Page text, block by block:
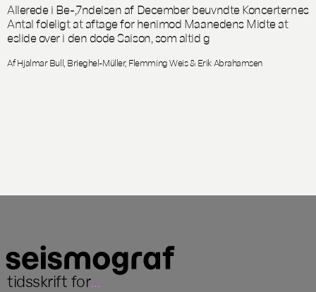
Allerede i Be-,7ndelsen af December beuvndte Koncerternes
Antal foleligt at aftage for henimod Maanedens Midte at
eslide over i den dode Saison, som altid g
Af Hjalmar Bull, Brieghel-Müller, Flemming Weis & Erik Abrahamsen
tidsskrift for...